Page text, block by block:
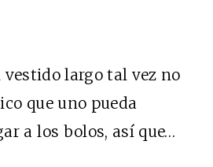
vestido largo tal vez no
que uno pueda
a los bolos, así que…